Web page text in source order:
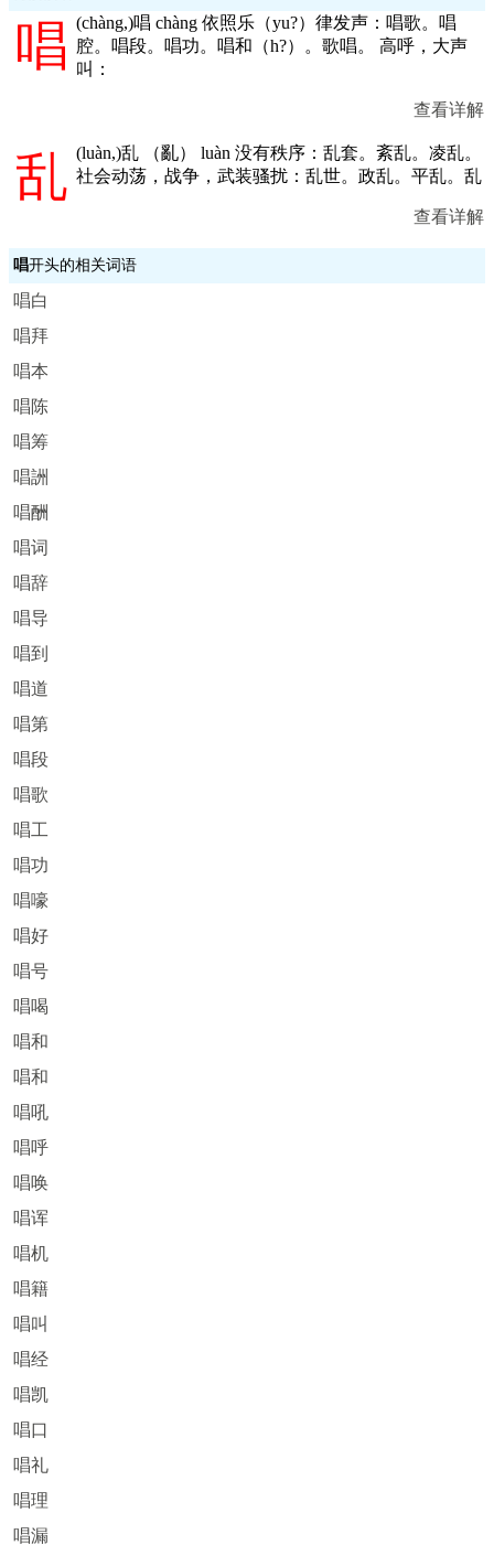
唱 (chàng,)唱 chàng 依照乐（yu?）律发声：唱歌。唱
腔。唱段。唱功。唱和（h?）。歌唱。 高呼，大声
叫：
查看详解
乱 (luàn,)乱 （亂） luàn 没有秩序：乱套。紊乱。凌乱。
社会动荡，战争，武装骚扰：乱世。政乱。平乱。乱
查看详解
唱开头的相关词语
唱白
唱拜
唱本
唱陈
唱筹
唱詶
唱酬
唱词
唱辞
唱导
唱到
唱道
唱第
唱段
唱歌
唱工
唱功
唱嚎
唱好
唱号
唱喝
唱和
唱和
唱吼
唱呼
唱唤
唱诨
唱机
唱籍
唱叫
唱经
唱凯
唱口
唱礼
唱理
唱漏